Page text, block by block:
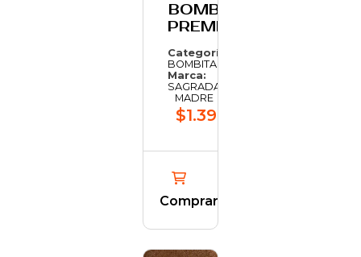
BOMBITA
PREMIUM
Categoría:
BOMBITAS
Marca:
SAGRADA
MADRE
$1.397,65
Comprar